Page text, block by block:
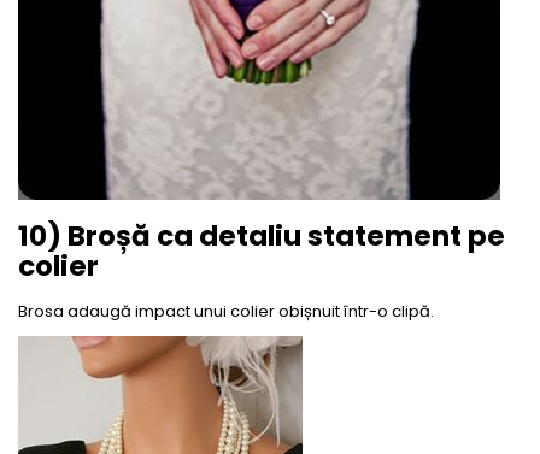
10) Broșă ca detaliu statement pe
colier
Brosa adaugă impact unui colier obișnuit într-o clipă.